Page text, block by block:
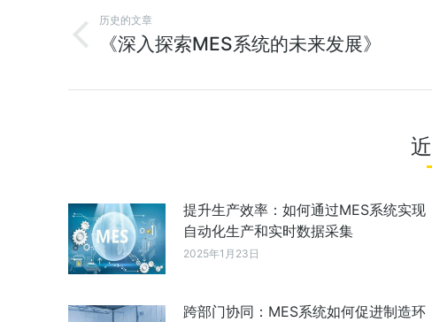
历史的文章
《深入探索MES系统的未来发展》
提升生产效率：如何通过MES系统实现
自动化生产和实时数据采集
2025年1月23日
跨部门协同：MES系统如何促进制造环